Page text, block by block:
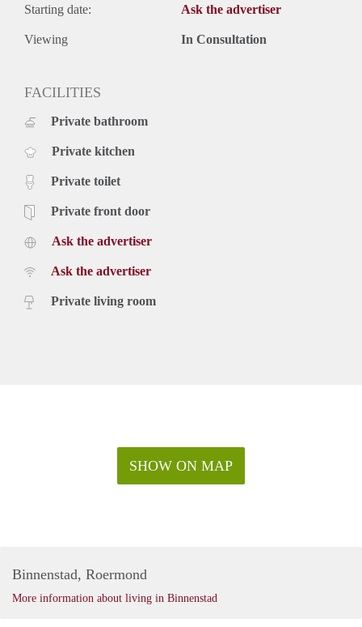
Parkeerplaats : € 75,- per maand
Internet : € 60,- per maand
GWE)
Totale huurprijs excl. GWE bedraagt € 1.285,- per maand.
Waarborg : € 2.870,-
Details :
oppervlakte : 40 m2
Badkamers : 1
Slaapkamers : 1
Toiletten : 1
Buurten : Binnenstad
Soort tuin : Balkon
Starting date: Ask the advertiser
Viewing In Consultation
FACILITIES
Private bathroom
Private kitchen
Private toilet
Private front door
Ask the advertiser
Ask the advertiser
Private living room
SHOW ON MAP
Binnenstad, Roermond
More information about living in Binnenstad